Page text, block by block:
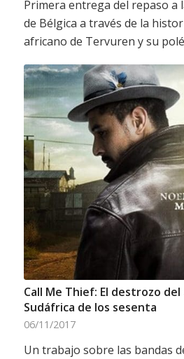
Primera entrega del repaso a
de Bélgica a través de la
africano de Tervuren y su
Call Me Thief: El destrozo
Sudáfrica de los sesenta
06/11/2017
Un trabajo sobre las bandas